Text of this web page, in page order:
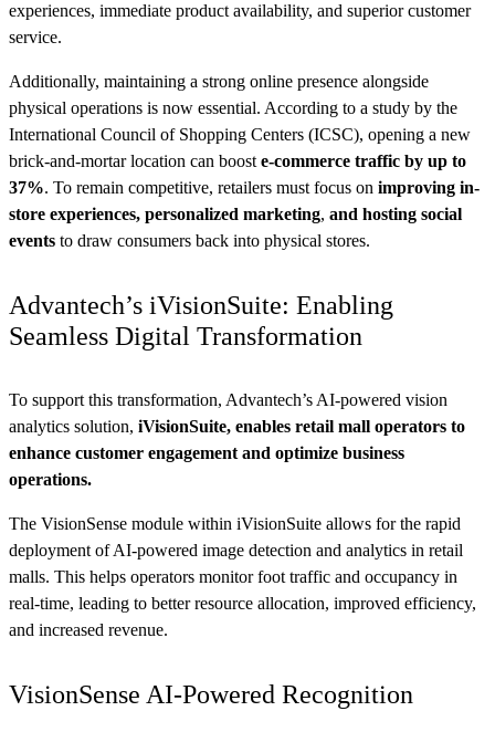
experiences, immediate product availability, and superior customer
service.
Additionally, maintaining a strong online presence alongside
physical operations is now essential. According to a study by the
International Council of Shopping Centers (ICSC), opening a new
brick-and-mortar location can boost e-commerce traffic by up to
37%. To remain competitive, retailers must focus on improving in-
store experiences, personalized marketing, and hosting social
events to draw consumers back into physical stores.
Advantech’s iVisionSuite: Enabling
Seamless Digital Transformation
To support this transformation, Advantech’s AI-powered vision
analytics solution, iVisionSuite, enables retail mall operators to
enhance customer engagement and optimize business
operations.
The VisionSense module within iVisionSuite allows for the rapid
deployment of AI-powered image detection and analytics in retail
malls. This helps operators monitor foot traffic and occupancy in
real-time, leading to better resource allocation, improved efficiency,
and increased revenue.
VisionSense AI-Powered Recognition